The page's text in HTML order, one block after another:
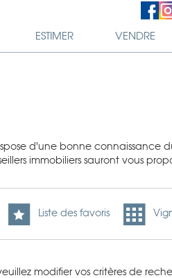
ESTIMER VENDRE
d'une bonne connaissance
immobiliers sauront vous
Liste des favoris
modifier vos critères de